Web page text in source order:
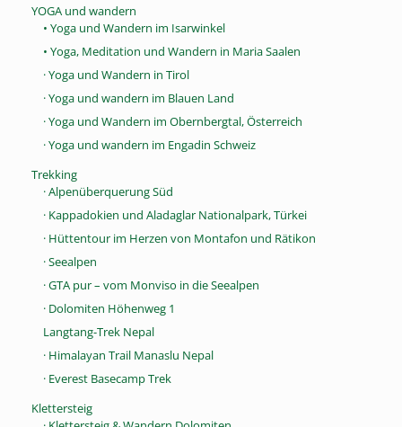
YOGA und wandern
• Yoga und Wandern im Isarwinkel
• Yoga, Meditation und Wandern in Maria Saalen
· Yoga und Wandern in Tirol
· Yoga und wandern im Blauen Land
· Yoga und Wandern im Obernbergtal, Österreich
· Yoga und wandern im Engadin Schweiz
Trekking
· Alpenüberquerung Süd
· Kappadokien und Aladaglar Nationalpark, Türkei
· Hüttentour im Herzen von Montafon und Rätikon
· Seealpen
· GTA pur – vom Monviso in die Seealpen
· Dolomiten Höhenweg 1
Langtang-Trek Nepal
· Himalayan Trail Manaslu Nepal
· Everest Basecamp Trek
Klettersteig